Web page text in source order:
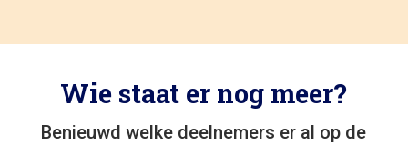
Wie staat er nog meer?
Benieuwd welke deelnemers er al op de